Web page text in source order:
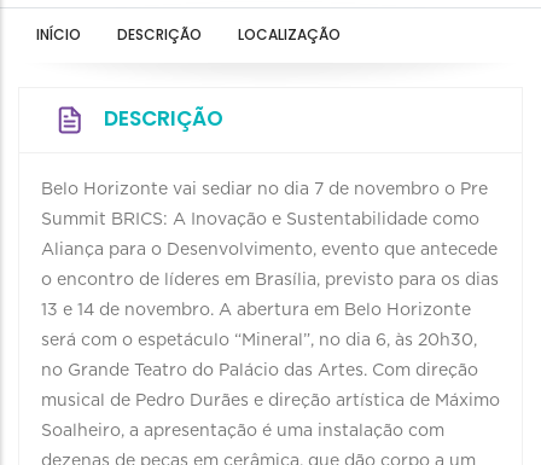
INÍCIO DESCRIÇÃO LOCALIZAÇÃO
DESCRIÇÃO
Belo Horizonte vai sediar no dia 7 de novembro o Pre
Summit BRICS: A Inovação e Sustentabilidade como
Aliança para o Desenvolvimento, evento que antecede
o encontro de líderes em Brasília, previsto para os dias
13 e 14 de novembro. A abertura em Belo Horizonte
será com o espetáculo “Mineral”, no dia 6, às 20h30,
no Grande Teatro do Palácio das Artes. Com direção
musical de Pedro Durães e direção artística de Máximo
Soalheiro, a apresentação é uma instalação com
dezenas de peças em cerâmica, que dão corpo a um